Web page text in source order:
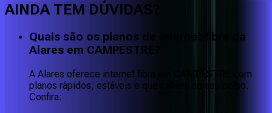
AINDA TEM DÚVIDAS?
Quais são os planos de internet fibra da
Alares em CAMPESTRE?
A Alares oferece internet fibra em CAMPESTRE com
planos rápidos, estáveis e que cabem no seu bolso.
Confira: